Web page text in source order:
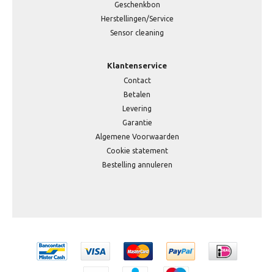
Geschenkbon
Herstellingen/Service
Sensor cleaning
Klantenservice
Contact
Betalen
Levering
Garantie
Algemene Voorwaarden
Cookie statement
Bestelling annuleren